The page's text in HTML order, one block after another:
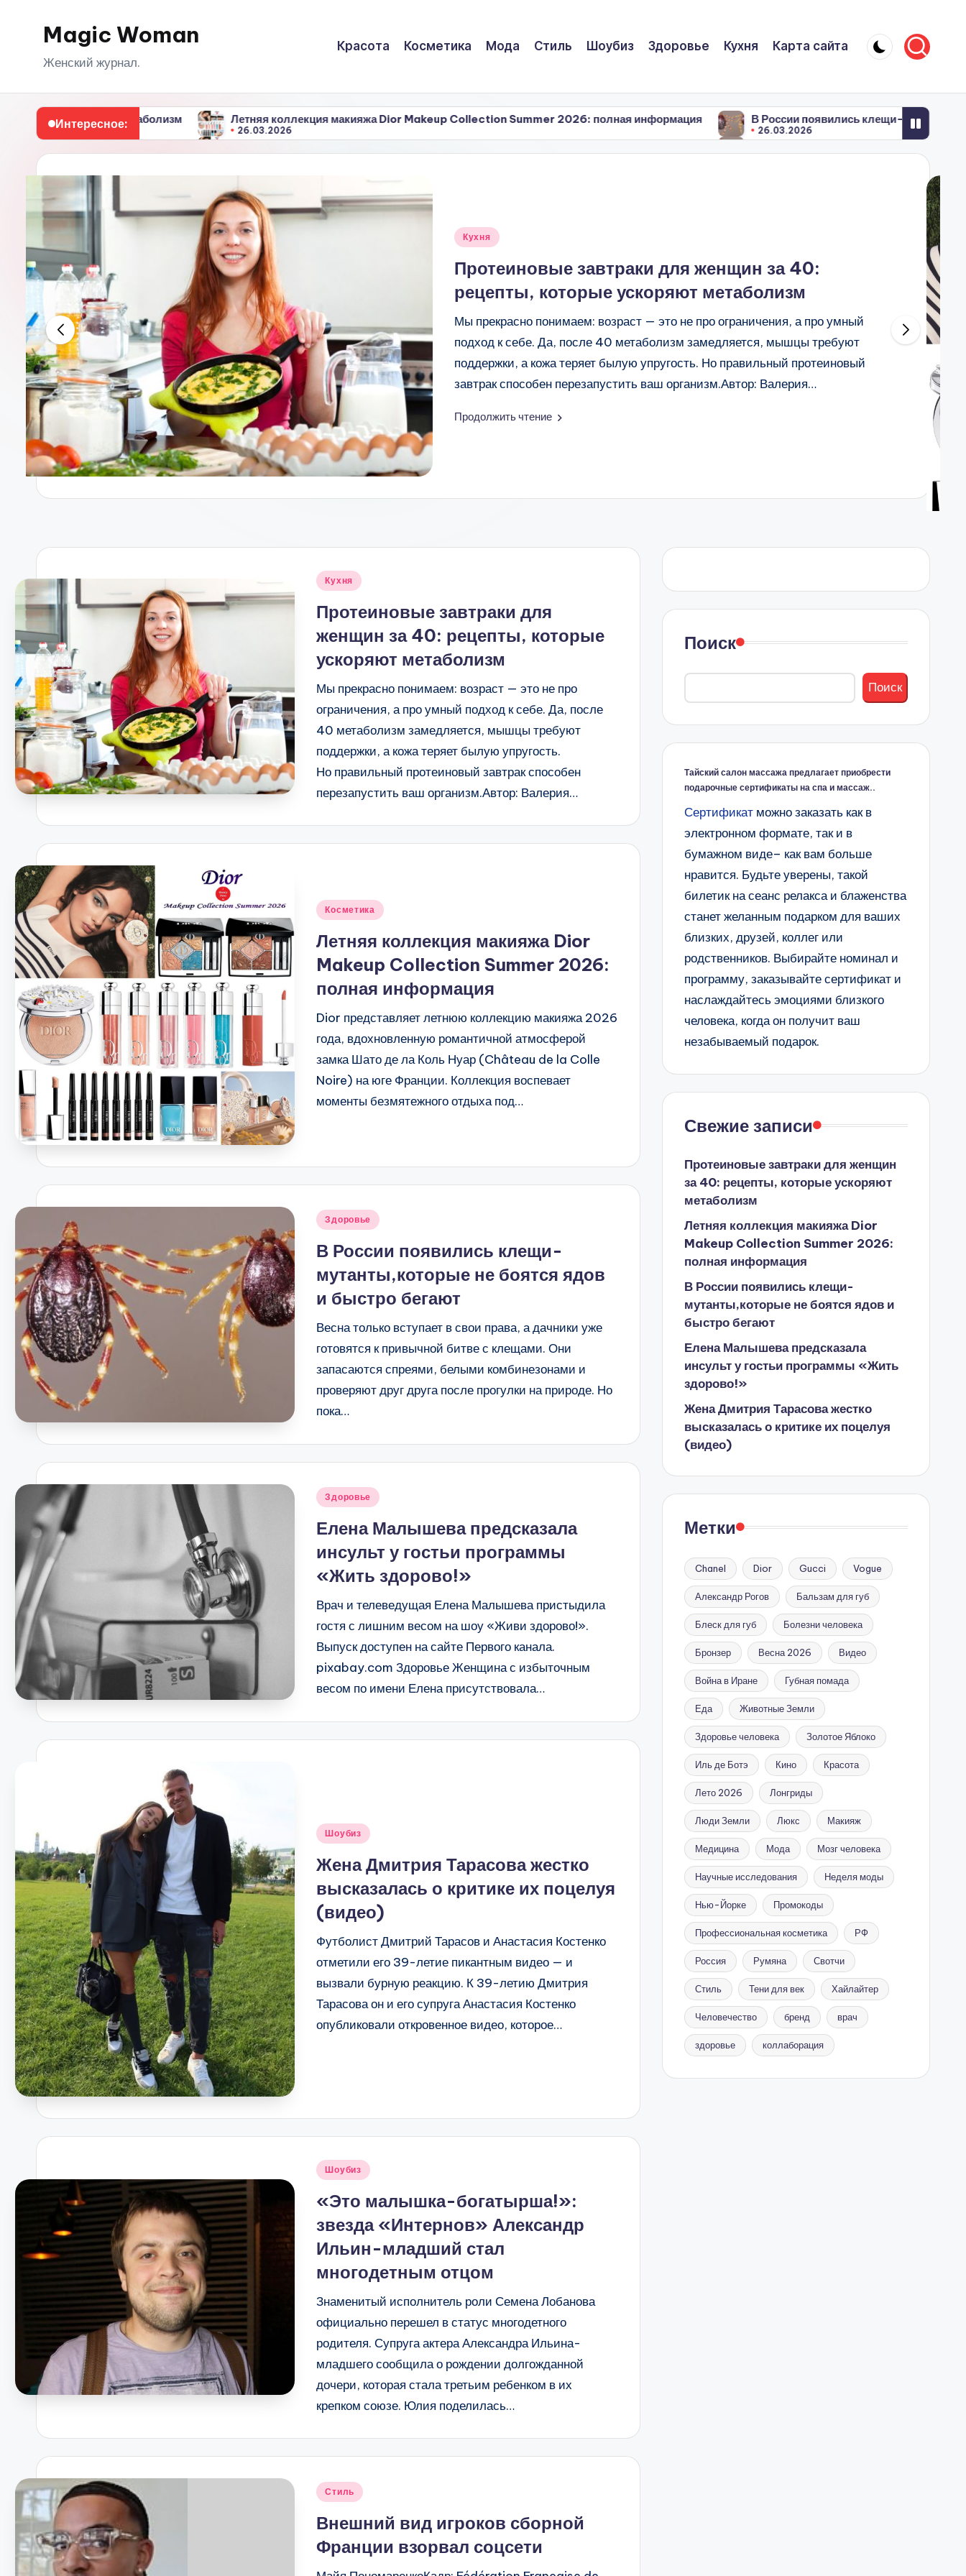
Magic Woman
Женский журнал.
Красота Косметика Мода Стиль Шоубиз Здоровье Кухня Карта сайта
Интересное:
метаболизм Летняя коллекция макияжа Dior Makeup Collection Summer 2026: полная информация
26.03.2026
В России появились клещи-мутанты,которые не боятся
26.03.2026
метаболизм Летняя коллекция макияжа Dior Makeup Collection Summer 2026: полная информация
26.03.2026
В России появились клещи-мутанты,которые не боятся
26.03.2026
Опубликовано
Кухня
Протеиновые завтраки для женщин за 40:
рецепты, которые ускоряют метаболизм
Мы прекрасно понимаем: возраст — это не про ограничения, а про умный
подход к себе. Да, после 40 метаболизм замедляется, мышцы требуют
поддержки, а кожа теряет былую упругость. Но правильный протеиновый
завтрак способен перезапустить ваш организм.Автор: Валерия…
Продолжить чтение
Опубликовано
Кухня
Протеиновые завтраки для
женщин за 40: рецепты, которые
ускоряют метаболизм
Мы прекрасно понимаем: возраст — это не про
ограничения, а про умный подход к себе. Да, после
40 метаболизм замедляется, мышцы требуют
поддержки, а кожа теряет былую упругость.
Но правильный протеиновый завтрак способен
перезапустить ваш организм.Автор: Валерия…
Опубликовано
Косметика
Летняя коллекция макияжа Dior
Makeup Collection Summer 2026:
полная информация
Dior представляет летнюю коллекцию макияжа 2026
года, вдохновленную романтичной атмосферой
замка Шато де ла Коль Нуар (Château de la Colle
Noire) на юге Франции. Коллекция воспевает
моменты безмятежного отдыха под…
Опубликовано
Здоровье
В России появились клещи-
мутанты,которые не боятся ядов
и быстро бегают
Весна только вступает в свои права, а дачники уже
готовятся к привычной битве с клещами. Они
запасаются спреями, белыми комбинезонами и
проверяют друг друга после прогулки на природе. Но
пока…
Опубликовано
Здоровье
Елена Малышева предсказала
инсульт у гостьи программы
«Жить здорово!»
Врач и телеведущая Елена Малышева пристыдила
гостя с лишним весом на шоу «Живи здорово!».
Выпуск доступен на сайте Первого канала.
pixabay.com Здоровье Женщина с избыточным
весом по имени Елена присутствовала…
Опубликовано
Шоубиз
Жена Дмитрия Тарасова жестко
высказалась о критике их поцелуя
(видео)
Футболист Дмитрий Тарасов и Анастасия Костенко
отметили его 39-летие пикантным видео — и
вызвали бурную реакцию. К 39-летию Дмитрия
Тарасова он и его супруга Анастасия Костенко
опубликовали откровенное видео, которое…
Опубликовано
Шоубиз
«Это малышка-богатырша!»:
звезда «Интернов» Александр
Ильин-младший стал
многодетным отцом
Знаменитый исполнитель роли Семена Лобанова
официально перешел в статус многодетного
родителя. Супруга актера Александра Ильина-
младшего сообщила о рождении долгожданной
дочери, которая стала третьим ребенком в их
крепком союзе. Юлия поделилась…
Опубликовано
Стиль
Внешний вид игроков сборной
Франции взорвал соцсети
Поиск
Поиск
Тайский салон массажа предлагает приобрести
подарочные сертификаты на спа и массаж..
Сертификатможно заказать как в
электронном формате, так и в
бумажном виде– как вам больше
нравится. Будьте уверены, такой
билетик на сеанс релакса и блаженства
станет желанным подарком для ваших
близких, друзей, коллег или
родственников. Выбирайте номинал и
программу, заказывайте сертификат и
наслаждайтесь эмоциями близкого
человека, когда он получит ваш
незабываемый подарок.
Свежие записи
Протеиновые завтраки для женщин
за 40: рецепты, которые ускоряют
метаболизм
Летняя коллекция макияжа Dior
Makeup Collection Summer 2026:
полная информация
В России появились клещи-
мутанты,которые не боятся ядов и
быстро бегают
Елена Малышева предсказала
инсульт у гостьи программы «Жить
здорово!»
Жена Дмитрия Тарасова жестко
высказалась о критике их поцелуя
(видео)
Метки
Chanel Dior Gucci Vogue
Александр Рогов Бальзам для губ
Блеск для губ Болезни человека
Бронзер Весна 2026 Видео
Война в Иране Губная помада
Еда Животные Земли
Здоровье человека Золотое Яблоко
Иль де Ботэ Кино Красота
Лето 2026 Лонгриды
Люди Земли Люкс Макияж
Медицина Мода Мозг человека
Научные исследования Неделя моды
Нью-Йорке Промокоды
Профессиональная косметика РФ
Россия Румяна Свотчи
Стиль Тени для век Хайлайтер
Человечество бренд врач
здоровье коллаборация